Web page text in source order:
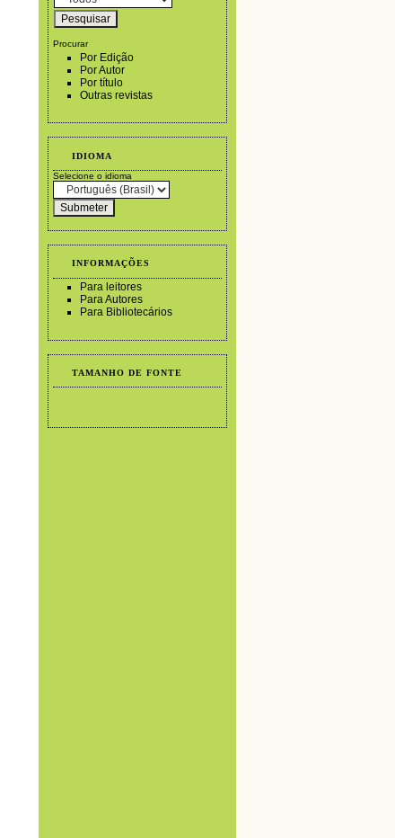
Procurar
Por Edição
Por Autor
Por título
Outras revistas
IDIOMA
Selecione o idioma
INFORMAÇÕES
Para leitores
Para Autores
Para Bibliotecários
TAMANHO DE FONTE